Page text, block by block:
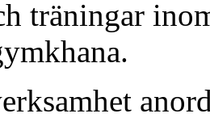
träningar